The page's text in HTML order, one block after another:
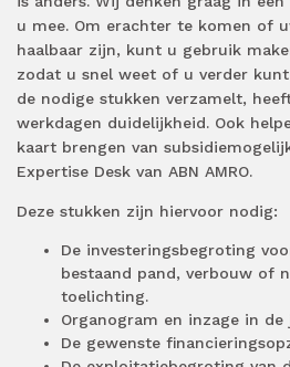
u mee. Om erachter te komen of
haalbaar zijn, kunt u gebruik
zodat u snel weet of u verder
de nodige stukken verzamelt,
werkdagen duidelijkheid. Ook
kaart brengen van
Expertise Desk van ABN AMRO.
Deze stukken zijn hiervoor nodig:
De investeringsbegroting
bestaand pand, verbouw of
toelichting.
Organogram en inzage in
De gewenste